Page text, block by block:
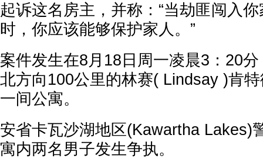
起诉这名房主，并称：“当劫匪闯入
时，你应该能够保护家人。”
案件发生在8月18日周一凌晨3：20
北方向100公里的林赛( Lindsay )肯
一间公寓。
安省卡瓦沙湖地区(Kawartha Lakes)
寓内两名男子发生争执。